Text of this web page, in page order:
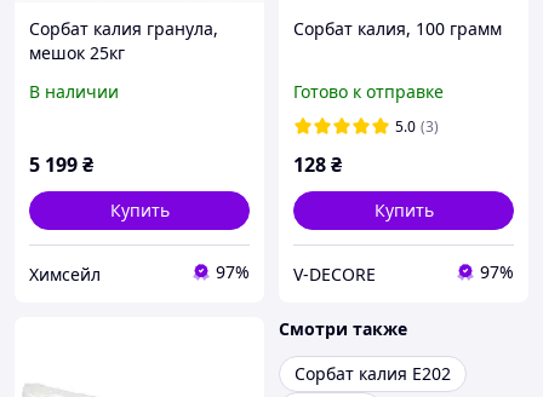
Сорбат калия гранула,
мешок 25кг
В наличии
5 199₴
Купить
Химсейл 97%
Сорбат калия, 100 грамм
Готово к отправке
5.0 (3)
128₴
Купить
V-DECORE 97%
Смотри также
Сорбат калия Е202